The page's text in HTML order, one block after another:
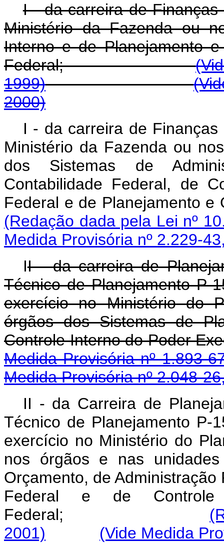
I - da carreira de
Ministério da Fazenda ou
Interno e de Planejamento
Federal;
1999)
2000)
I - da carreira de
Ministério da Fazenda ou
dos Sistemas de
Contabilidade Federal, de
Federal e de
(Redação dada pela Lei nº
Medida Provisória nº 2.229-
II - da carreira de
Técnico de Planejamento P-
exercício no Ministério do
órgãos dos Sistemas de
Controle Interno do
Medida Provisória nº 1.893-
Medida Provisória nº 2.048-
II - da Carreira de
Técnico de Planejamento P-
exercício no Ministério do
nos órgãos e nas
Orçamento, de
Federal e de
Federal;
2001)
(Vide Medida